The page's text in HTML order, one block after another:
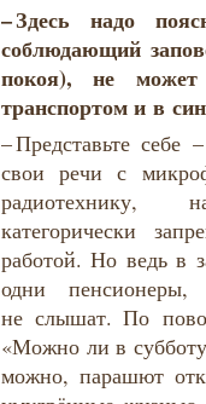
–Здесь надо
соблюдающий
покоя),не может
транспортом и в
– Представьте себе
свои речи с
радиотехнику,
категорически
работой. Но ведь в
одни
не слышат. По
«Можно ли в
можно, парашют